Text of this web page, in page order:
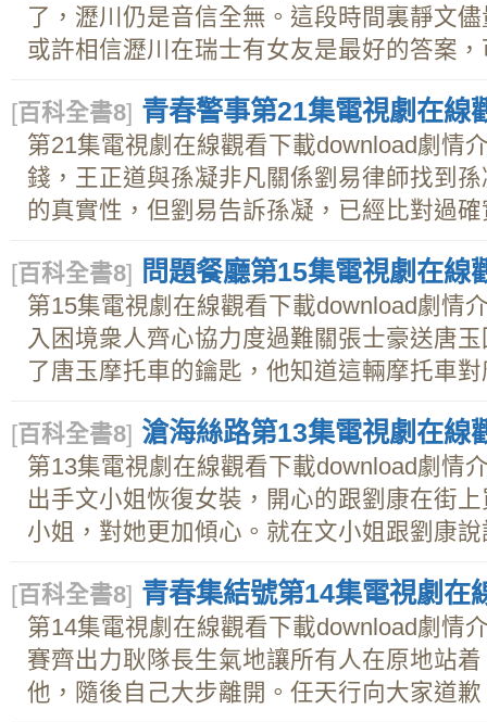
了，瀝川仍是音信全無。這段時間裏靜文
或許相信瀝川在瑞士有女友是最好的答案
[百科全書8] 青春警事第21集電視劇在線
第21集電視劇在線觀看下載download劇情
錢，王正道與孫凝非凡關係劉易律師找到
的真實性，但劉易告訴孫凝，已經比對過
[百科全書8] 問題餐廳第15集電視劇在
第15集電視劇在線觀看下載download劇情
入困境衆人齊心協力度過難關張士豪送唐
了唐玉摩托車的鑰匙，他知道這輛摩托車
[百科全書8] 滄海絲路第13集電視劇在線
第13集電視劇在線觀看下載download劇情
出手文小姐恢復女裝，開心的跟劉康在街
小姐，對她更加傾心。就在文小姐跟劉康
[百科全書8] 青春集結號第14集電視劇
第14集電視劇在線觀看下載download劇情
賽齊出力耿隊長生氣地讓所有人在原地站
他，隨後自己大步離開。任天行向大家道